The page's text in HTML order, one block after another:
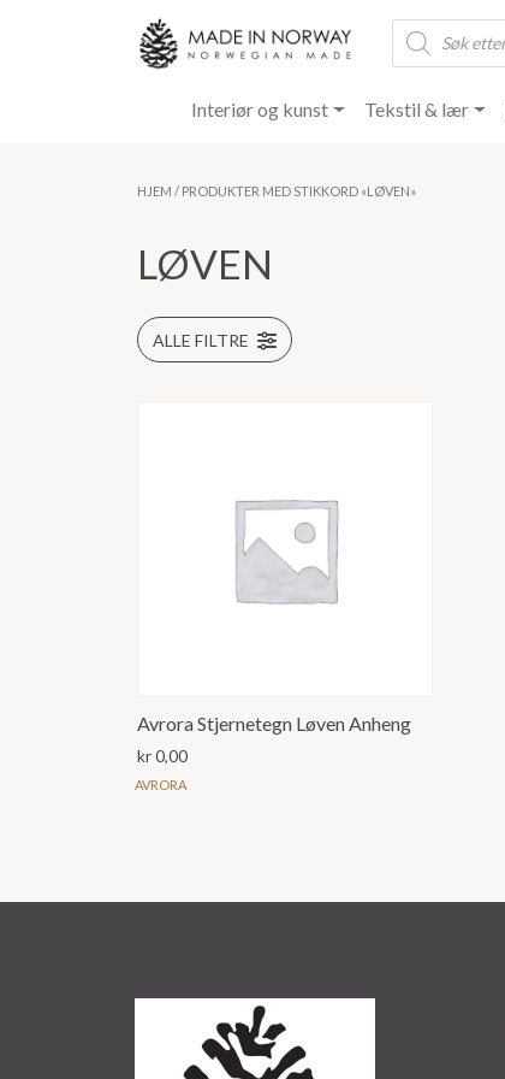
Products
search
Interiør og kunst Tekstil & lær
HJEM / PRODUKTER MED STIKKORD «LØVEN»
LØVEN
ALLE FILTRE
Avrora Stjernetegn Løven Anheng
kr0,00
AVRORA